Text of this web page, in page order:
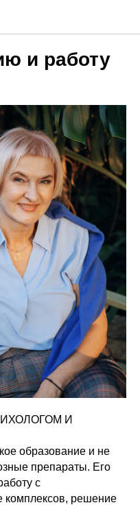
и работу
И
образование и не
препараты. Его
с
комплексов, решение